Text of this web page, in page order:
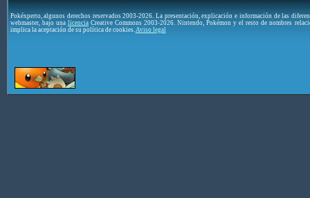
Pokéxperto, algunos derechos reservados 2003-2026. La presentación, explicación e información de las
webmaster, bajo una licenciaCreative Commons 2003-2026. Nintendo, Pokémon y el resto de nombres
implica la aceptación de su política de cookies. Aviso legal